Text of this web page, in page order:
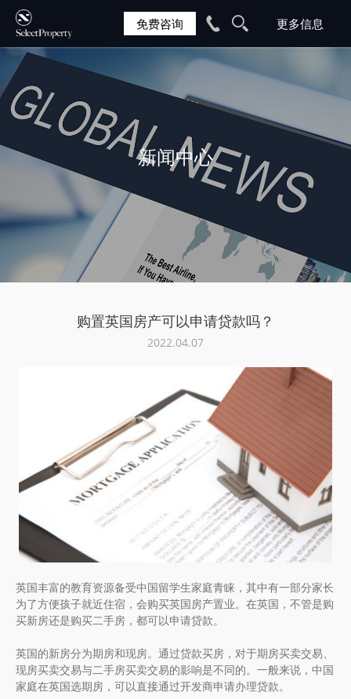
免费咨询
新闻中心
购置英国房产可以申请贷款吗？
2022.04.07
英国丰富的教育资源备受中国留学生家庭青睐，其中有一部分家长
为了方便孩子就近住宿，会购买英国房产置业。在英国，不管是购
买新房还是购买二手房，都可以申请贷款。
英国的新房分为期房和现房。通过贷款买房，对于期房买卖交易、
现房买卖交易与二手房买卖交易的影响是不同的。一般来说，中国
家庭在英国选期房，可以直接通过开发商申请办理贷款。